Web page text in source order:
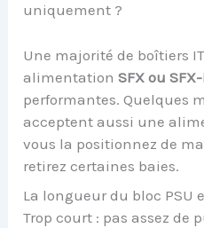
uniquement ?
Une majorité de boîtiers
alimentationSFX ou
performantes. Quelques
acceptent aussi une
vous la positionnez de
retirez certaines baies.
La longueur du bloc PSU
Trop court : pas assez de